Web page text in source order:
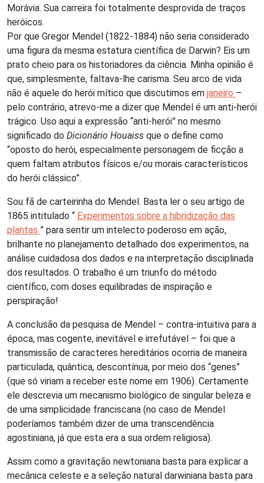
Morávia. Sua carreira foi totalmente desprovida de traços
heróicos.
Por que Gregor Mendel (1822-1884) não seria considerado
uma figura da mesma estatura científica de Darwin? Eis um
prato cheio para os historiadores da ciência. Minha opinião é
que, simplesmente, faltava-lhe carisma. Seu arco de vida
não é aquele do herói mítico que discutimos em janeiro –
pelo contrário, atrevo-me a dizer que Mendel é um anti-herói
trágico. Uso aqui a expressão “anti-herói” no mesmo
significado do Dicionário Houaiss que o define como
“oposto do herói, especialmente personagem de ficção a
quem faltam atributos físicos e/ou morais característicos
do herói clássico”.
Sou fã de carteirinha do Mendel. Basta ler o seu artigo de
1865 intitulado “ Experimentos sobre a hibridização das
plantas ” para sentir um intelecto poderoso em ação,
brilhante no planejamento detalhado dos experimentos, na
análise cuidadosa dos dados e na interpretação disciplinada
dos resultados. O trabalho é um triunfo do método
científico, com doses equilibradas de inspiração e
perspiração!
A conclusão da pesquisa de Mendel – contra-intuitiva para a
época, mas cogente, inevitável e irrefutável – foi que a
transmissão de caracteres hereditários ocorria de maneira
particulada, quântica, descontínua, por meio dos “genes”
(que só viriam a receber este nome em 1906). Certamente
ele descrevia um mecanismo biológico de singular beleza e
de uma simplicidade franciscana (no caso de Mendel
poderíamos também dizer de uma transcendência
agostiniana, já que esta era a sua ordem religiosa).
Assim como a gravitação newtoniana basta para explicar a
mecânica celeste e a seleção natural darwiniana basta para